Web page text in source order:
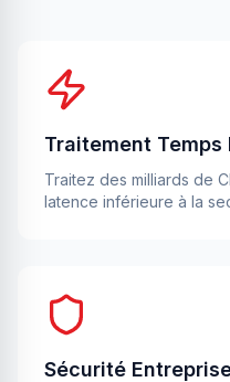
Traitement Temps
Traitez des milliards de
latence inférieure à la
Sécurité